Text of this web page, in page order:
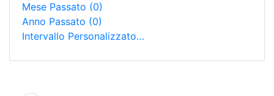
Mese Passato (0)
Anno Passato (0)
Intervallo Personalizzato…
Ricerca